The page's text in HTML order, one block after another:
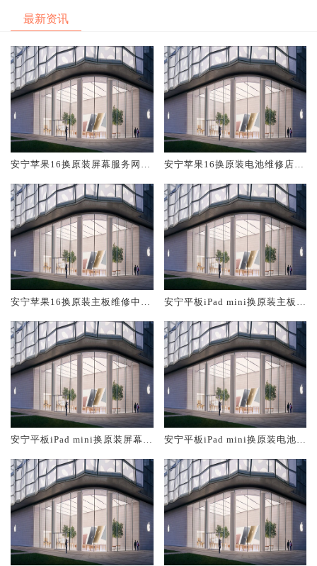
最新资讯
安宁苹果16换原装屏幕服务网点
安宁苹果16换原装电池维修店大
安宁苹果16换原装主板维修中心
安宁平板iPad mini换原装主板维
安宁平板iPad mini换原装屏幕服
安宁平板iPad mini换原装电池维